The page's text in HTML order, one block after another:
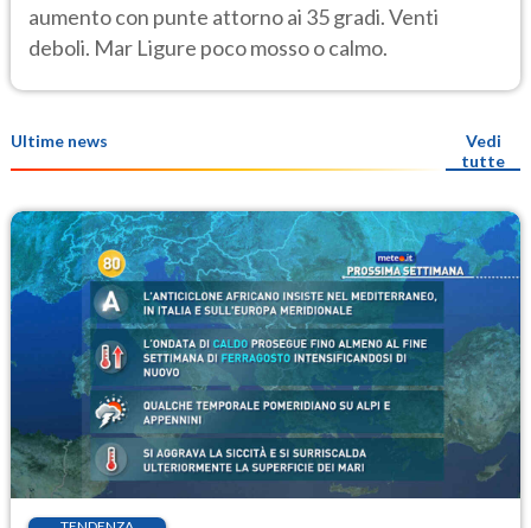
aumento con punte attorno ai 35 gradi. Venti
deboli. Mar Ligure poco mosso o calmo.
Ultime news
Vedi
tutte